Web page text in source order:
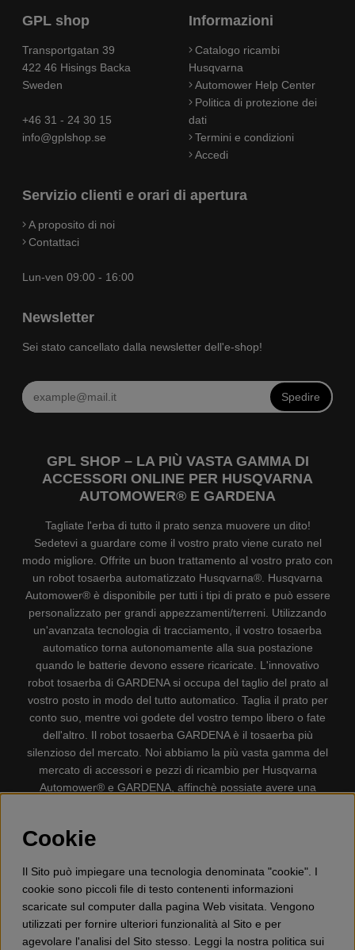
GPL shop
Transportgatan 39
422 46 Hisings Backa
Sweden
+46 31 - 24 30 15
info@gplshop.se
Informazioni
Catalogo ricambi
Husqvarna
Automower Help Center
Politica di protezione dei
dati
Termini e condizioni
Accedi
Servizio clienti e orari di apertura
A proposito di noi
Contattaci
Lun-ven 09:00 - 16:00
Newsletter
Sei stato cancellato dalla newsletter dell'e-shop!
Spedire
GPL SHOP – LA PIÙ VASTA GAMMA DI
ACCESSORI ONLINE PER HUSQVARNA
AUTOMOWER® E GARDENA
Tagliate l'erba di tutto il prato senza muovere un dito!
Sedetevi a guardare come il vostro prato viene curato nel
modo migliore. Offrite un buon trattamento al vostro prato con
un robot tosaerba automatizzato Husqvarna®. Husqvarna
Automower® è disponibile per tutti i tipi di prato e può essere
personalizzato per grandi appezzamenti/terreni. Utilizzando
un'avanzata tecnologia di tracciamento, il vostro tosaerba
automatico torna autonomamente alla sua postazione
quando le batterie devono essere ricaricate. L'innovativo
robot tosaerba di GARDENA si occupa del taglio del prato al
vostro posto in modo del tutto automatico. Taglia il prato per
conto suo, mentre voi godete del vostro tempo libero o fate
dell'altro. Il robot tosaerba GARDENA è il tosaerba più
silenzioso del mercato. Noi abbiamo la più vasta gamma del
mercato di accessori e pezzi di ricambio per Husqvarna
Automower® e GARDENA, affinchè possiate avere una
Accessori per la protezione personale, Decespugliatori,
Aspirapolvere, Mototroncatrici, Attrezzature Forestali,
Lubrificanti, Carburanti, Giocattolo per bambini ETC.
Cookie
Il Sito può impiegare una tecnologia denominata "cookie". I
cookie sono piccoli file di testo contenenti informazioni
scaricate sul computer dalla pagina Web visitata. Vengono
utilizzati per fornire ulteriori funzionalità al Sito e per
agevolare l'analisi del Sito stesso. Leggi la nostra politica sui